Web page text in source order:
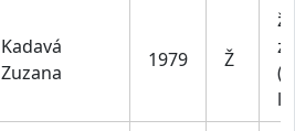
Kadavá
Zuzana
1979 Ž